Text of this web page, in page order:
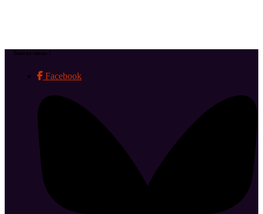
Suivez-nous !
Facebook